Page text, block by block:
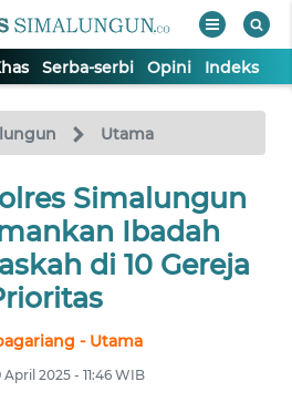
Serba-serbi Opini Indeks
Utama
Simalungun
Ibadah
di 10 Gereja
- Utama
April 2025 - 11:46 WIB